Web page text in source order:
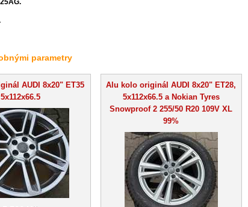
parametry
AUDI 8x20" ET35
5x112x66.5
Alu kolo originál AUDI 8x20" ET28,
5x112x66.5 a Nokian Tyres
Snowproof 2 255/50 R20 109V XL
99%